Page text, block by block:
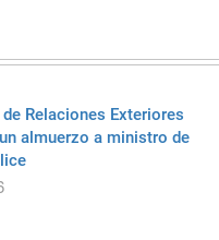
Relaciones Exteriores
almuerzo a ministro de